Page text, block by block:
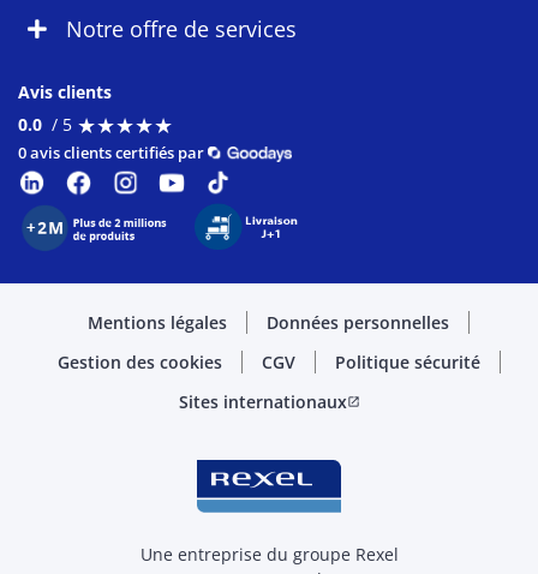
Notre offre de services
Avis clients
0.0 / 5 ★★★★★
★★★★★
0 avis clients certifiés par
Mentions légales
Données personnelles
Gestion des cookies
CGV
Politique sécurité
Sites internationauxopen_in_new
Une entreprise du groupe Rexel